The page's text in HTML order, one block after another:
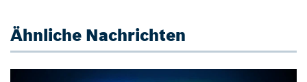
Ähnliche Nachrichten